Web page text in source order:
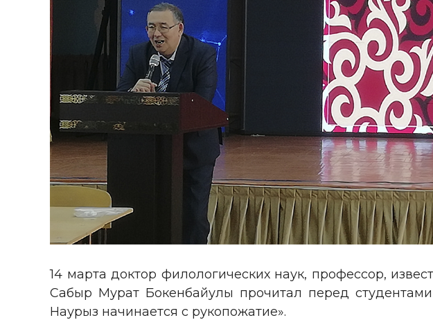
14 марта доктор филологических наук, профессор,
Сабыр Мурат Бокенбайулы прочитал перед
Наурыз начинается с рукопожатие».